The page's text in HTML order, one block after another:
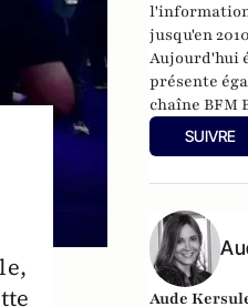
l'information
jusqu'en
Aujourd'hui
présente
chaîne BFM
SUIVRE
Aude